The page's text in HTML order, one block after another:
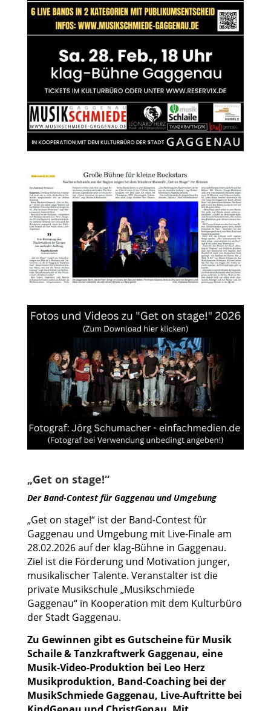
„Get on stage!“
Der Band-Contest für Gaggenau und Umgebung
„Get on stage!“ ist der Band-Contest für
Gaggenau und Umgebungmit Live-Finale am
28.02.2026 auf der klag-Bühne in Gaggenau.
Ziel ist die Förderung und Motivation junger,
musikalischer Talente. Veranstalter ist die
private Musikschule „Musikschmiede
Gaggenau“ in Kooperation mit dem Kulturbüro
der Stadt Gaggenau.
Zu Gewinnen gibt es Gutscheine für Musik
Schaile & Tanzkraftwerk Gaggenau, eine
Musik-Video-Produktion bei Leo Herz
Musikproduktion, Band-Coaching bei der
MusikSchmiede Gaggenau, Live-Auftritte bei